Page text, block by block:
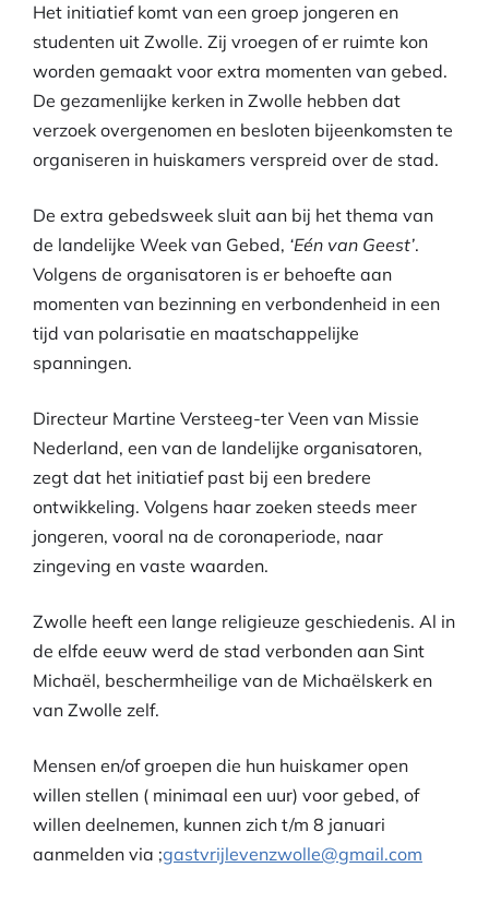
Het initiatief komt van een groep jongeren en
studenten uit Zwolle. Zij vroegen of er ruimte kon
worden gemaakt voor extra momenten van gebed.
De gezamenlijke kerken in Zwolle hebben dat
verzoek overgenomen en besloten bijeenkomsten te
organiseren in huiskamers verspreid over de stad.
De extra gebedsweek sluit aan bij het thema van
de landelijke Week van Gebed, ‘Eén van Geest’.
Volgens de organisatoren is er behoefte aan
momenten van bezinning en verbondenheid in een
tijd van polarisatie en maatschappelijke
spanningen.
Directeur Martine Versteeg-ter Veen van Missie
Nederland, een van de landelijke organisatoren,
zegt dat het initiatief past bij een bredere
ontwikkeling. Volgens haar zoeken steeds meer
jongeren, vooral na de coronaperiode, naar
zingeving en vaste waarden.
Zwolle heeft een lange religieuze geschiedenis. Al in
de elfde eeuw werd de stad verbonden aan Sint
Michaël, beschermheilige van de Michaëlskerk en
van Zwolle zelf.
Mensen en/of groepen die hun huiskamer open
willen stellen ( minimaal een uur) voor gebed, of
willen deelnemen, kunnen zich t/m 8 januari
aanmelden via ;gastvrijlevenzwolle@gmail.com